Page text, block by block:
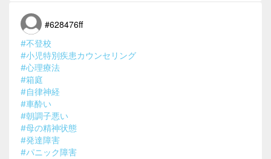
#628476ff
#不登校
#小児特別疾患カウンセリング
#心理療法
#箱庭
#自律神経
#車酔い
#朝調子悪い
#母の精神状態
#発達障害
#パニック障害